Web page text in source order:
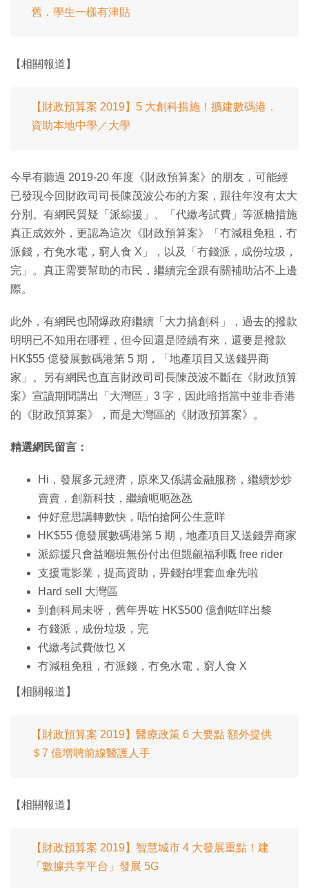
舊．學生一樣有津貼
【相關報道】
【財政預算案 2019】5 大創科措施！擴建數碼港．
資助本地中學／大學
今早有聽過 2019-20 年度《財政預算案》的朋友，可能經
已發現今回財政司司長陳茂波公布的方案，跟往年沒有太大
分別。有網民質疑「派綜援」、「代繳考試費」等派糖措施
真正成效外，更認為這次《財政預算案》「冇減租免租，冇
派錢，冇免水電，窮人食 X」，以及「冇錢派，成份垃圾，
完」。真正需要幫助的市民，繼續完全跟有關補助沾不上邊
際。
此外，有網民也鬧爆政府繼續「大力搞創科」，過去的撥款
明明已不知用在哪裡，但今回還是陸續有來，還要是撥款
HK$55 億發展數碼港第 5 期，「地產項目又送錢畀商
家」。另有網民也直言財政司司長陳茂波不斷在《財政預算
案》宣讀期間講出「大灣區」3 字，因此暗指當中並非香港
的《財政預算案》，而是大灣區的《財政預算案》。
精選網民留言：
Hi，發展多元經濟，原來又係講金融服務，繼續炒炒
賣賣，創新科技，繼續呃呃氹氹
仲好意思講轉數快，唔怕搶阿公生意咩
HK$55 億發展數碼港第 5 期，地產項目又送錢畀商家
派綜援只會益嗰班無份付出但覬覦福利嘅 free rider
支援電影業，提高資助，畀錢拍埋套血傘先啦
Hard sell 大灣區
到創科局未呀，舊年畀咗 HK$500 億創咗咩出黎
冇錢派，成份垃圾，完
代繳考試費做乜 X
冇減租免租，冇派錢，冇免水電，窮人食 X
【相關報道】
【財政預算案 2019】醫療政策 6 大要點 額外提供
＄7 億增聘前線醫護人手
【相關報道】
【財政預算案 2019】智慧城市 4 大發展重點！建
「數據共享平台」發展 5G